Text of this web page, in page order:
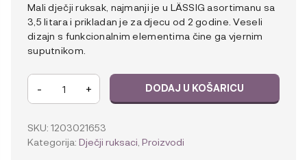
Mali dječji ruksak, najmanji je u LÄSSIG asortimanu sa
3,5 litara i prikladan je za djecu od 2 godine. Veseli
dizajn s funkcionalnim elementima čine ga vjernim
suputnikom.
Lässig
Ruksak
Ringišpil
- + DODAJ U KOŠARICU
SKU: 1203021653
Kategorija: Dječji ruksaci Proizvodi